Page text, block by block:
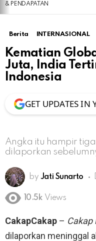
& PENDAPATAN
Berita INTERNASIONAL
Kematian
Juta, India
Indonesia
GET UPDATES IN
Angka itu hampir
dilaporkan
by Jati Sunarto
10.5k Views
CakapCakap – Cakap
dilaporkan meninggal